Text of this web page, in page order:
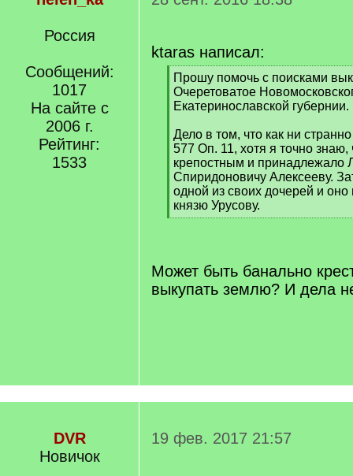
Россия
Сообщений:
1017
На сайте с
2006 г.
Рейтинг:
1533
ktaras написал:
[
q
]
Прошу помочь с поисками
Очеретоватое
Екатеринославской губернии.
Дело в том, что как ни
577 Оп. 11, хотя я точно
крепостным и принадлежало
Спиридоновичу Алексееву.
одной из своих дочерей и
князю Урусову.
[
Может быть банально
выкупать землю? И дела
DVR
Новичок
19 фев. 2017 21:57